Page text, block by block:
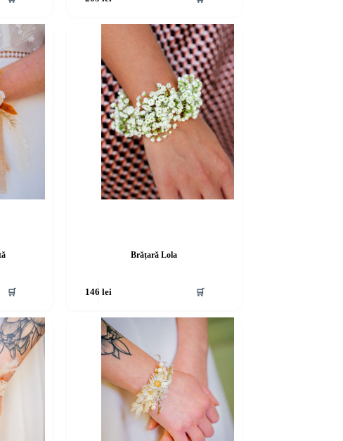
🛒
Brățară Lola
146lei 🛒